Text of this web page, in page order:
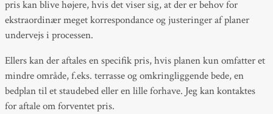
pris kan blive højere, hvis det viser sig, at der er behov for
ekstraordinær meget korrespondance og justeringer af planer
undervejs i processen.
Ellers kan der aftales en specifik pris, hvis planen kun omfatter et
mindre område, f.eks. terrasse og omkringliggende bede, en
bedplan til et staudebed eller en lille forhave. Jeg kan kontaktes
for aftale om forventet pris.